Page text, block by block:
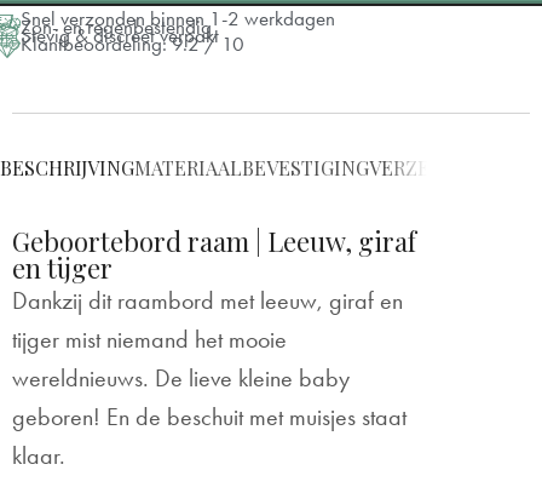
Snel verzonden binnen 1-2 werkdagen
Zon- en regenbestendig
Stevig & discreet verpakt
Klantbeoordeling: 9.2 / 10
BESCHRIJVINGMATERIAALBEVESTIGINGVERZENDING
Geboortebord raam | Leeuw, giraf
en tijger
Dankzij dit raambord met leeuw, giraf en
tijger mist niemand het mooie
wereldnieuws. De lieve kleine baby
geboren! En de beschuit met muisjes staat
klaar.